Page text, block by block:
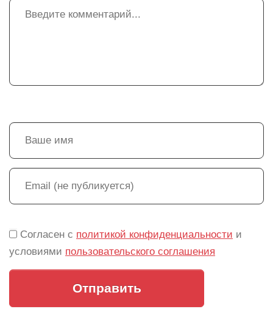
Согласен с политикой конфиденциальности и
условиями пользовательского соглашения
Отправить